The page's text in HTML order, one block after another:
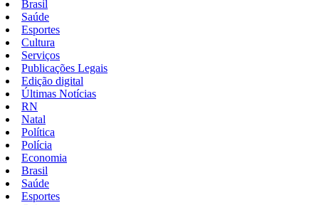
Brasil
Saúde
Esportes
Cultura
Serviços
Publicações Legais
Edição digital
Últimas Notícias
RN
Natal
Política
Polícia
Economia
Brasil
Saúde
Esportes